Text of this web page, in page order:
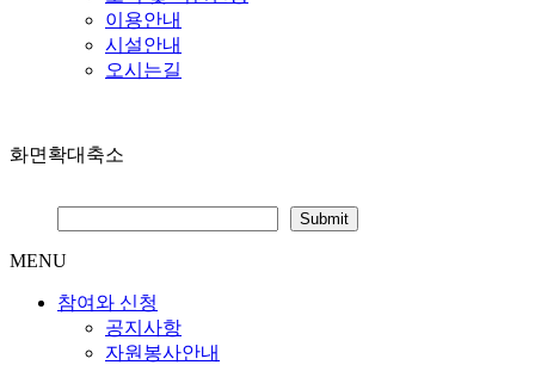
이용안내
시설안내
오시는길
화면확대축소
MENU
참여와 신청
공지사항
자원봉사안내